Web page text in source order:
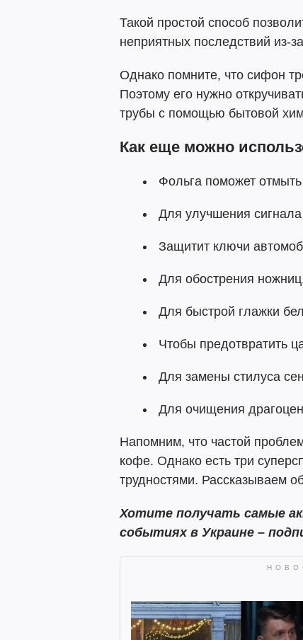
Такой простой способ
неприятных последствий из-
Однако помните, что сифон
Поэтому его нужно
трубы с помощью бытовой
Как еще можно
Фольга поможет
Для улучшения
Защитит ключи
Для обострения
Для быстрой глажки
Чтобы предотвратить
Для замены стилуса
Для очищения
Напомним, что частой
кофе. Однако есть три
трудностями. Рассказываем
Хотите получать самые
событиях в Украине –